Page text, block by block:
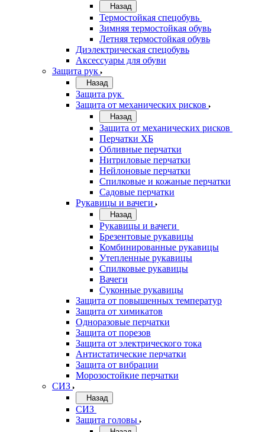
Назад
Термостойкая спецобувь
Зимняя термостойкая обувь
Летняя термостойкая обувь
Диэлектрическая спецобувь
Аксессуары для обуви
Защита рук
Назад
Защита рук
Защита от механических рисков
Назад
Защита от механических рисков
Перчатки ХБ
Обливные перчатки
Нитриловые перчатки
Нейлоновые перчатки
Спилковые и кожаные перчатки
Садовые перчатки
Рукавицы и вачеги
Назад
Рукавицы и вачеги
Брезентовые рукавицы
Комбинированные рукавицы
Утепленные рукавицы
Спилковые рукавицы
Вачеги
Суконные рукавицы
Защита от повышенных температур
Защита от химикатов
Одноразовые перчатки
Защита от порезов
Защита от электрического тока
Антистатические перчатки
Защита от вибрации
Морозостойкие перчатки
СИЗ
Назад
СИЗ
Защита головы